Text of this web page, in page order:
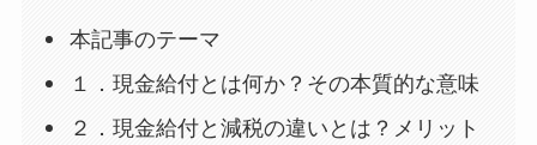
本記事のテーマ
１．現金給付とは何か？その本質的な意味
２．現金給付と減税の違いとは？メリット